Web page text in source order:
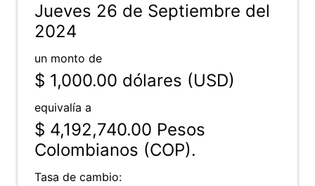
Jueves 26 de Septiembre del
2024
un monto de
$ 1,000.00 dólares (USD)
equivalía a
$ 4,192,740.00 Pesos
Colombianos (COP).
Tasa de cambio: